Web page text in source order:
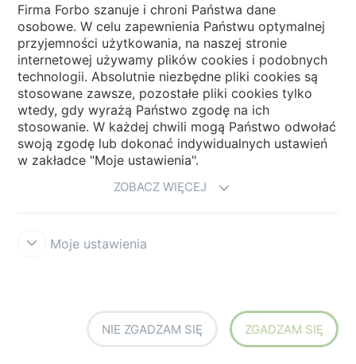
Zapoznaj się z naszymi często zadawanymi
pytaniami
Forbo Websites
Grupa Forbo
Firma Forbo szanuje i chroni Państwa dane
osobowe. W celu zapewnienia Państwu optymalnej
przyjemności użytkowania, na naszej stronie
internetowej używamy plików cookies i podobnych
technologii. Absolutnie niezbędne pliki cookies są
stosowane zawsze, pozostałe pliki cookies tylko
wtedy, gdy wyrażą Państwo zgodę na ich
stosowanie. W każdej chwili mogą Państwo odwołać
swoją zgodę lub dokonać indywidualnych ustawień
w zakładce "Moje ustawienia".
ZOBACZ WIĘCEJ
Moje ustawienia
NIE ZGADZAM SIĘ ZGADZAM SIĘ